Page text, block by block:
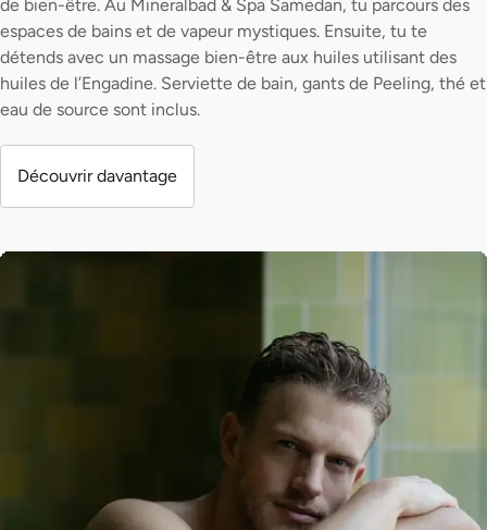
de bien-être. Au Mineralbad & Spa Samedan, tu parcours des
espaces de bains et de vapeur mystiques. Ensuite, tu te
détends avec un massage bien-être aux huiles utilisant des
huiles de l’Engadine. Serviette de bain, gants de Peeling, thé et
eau de source sont inclus.
Découvrir davantage